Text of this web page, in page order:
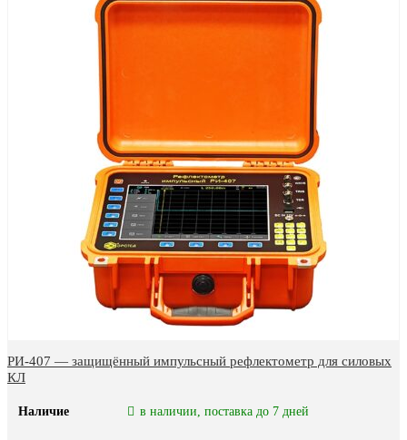
РИ-407 — защищённый импульсный рефлектометр для силовых
КЛ
Наличие в наличии, поставка до 7 дней